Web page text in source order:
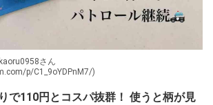
さん
p/C1_9oYDPnM7/)
で110円とコスパ抜群！ 使うと柄が見